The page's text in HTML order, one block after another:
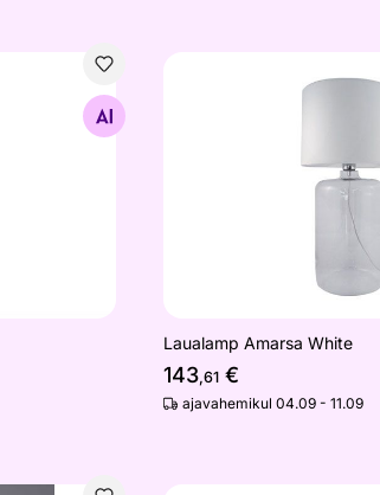
Laualamp Amarsa White
Laualamp Amarsa White
143,61€
ajavahemikul 04.09 - 11.09